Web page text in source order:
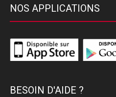
NOS APPLICATIONS
BESOIN D'AIDE ?